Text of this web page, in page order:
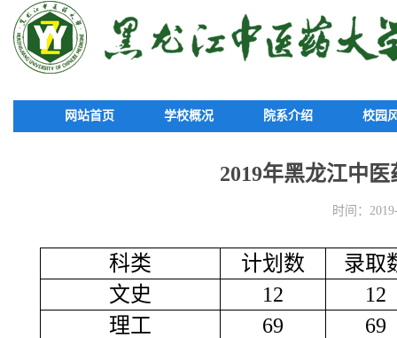
网站首页 学校概况 院系介绍 校园
2019年黑龙江中
时间：
科类 计划数
录取
文史
12
12
理工
69 69